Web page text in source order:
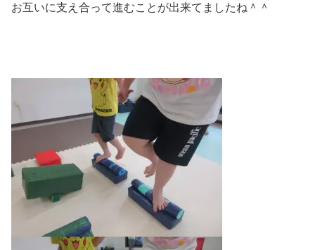
お互いに支え合って進むことが出来てましたね＾＾